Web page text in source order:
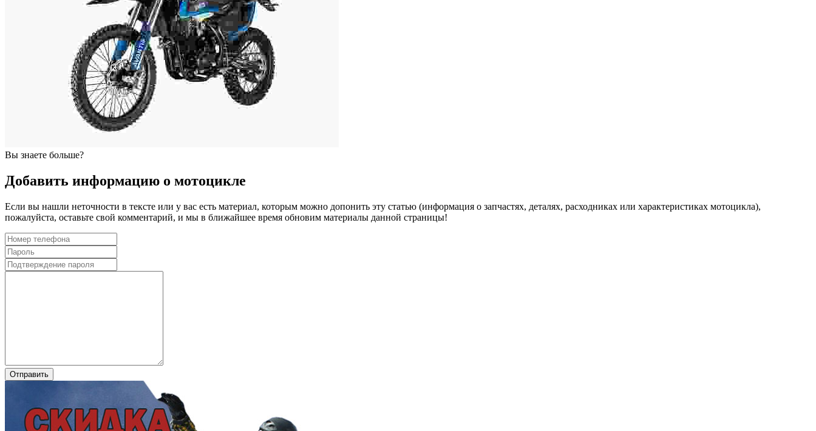
Вы знаете больше?
Добавить информацию о мотоцикле
Если вы нашли неточности в тексте или у вас есть материал, которым можно допонить эту статью (информация о запчастях, деталях, расходниках или характеристиках мотоцикла),
пожалуйста, оставьте свой комментарий, и мы в ближайшее время обновим материалы данной страницы!
Отправить